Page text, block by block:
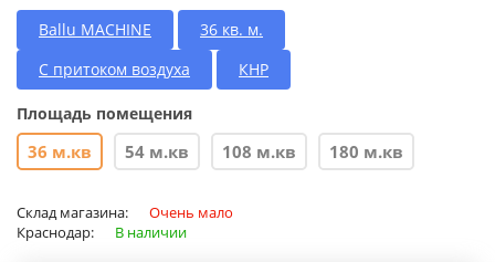
Ballu MACHINE
36 кв. м.
С притоком воздуха
КНР
Площадь помещения
36 м.кв 54 м.кв 108 м.кв 180 м.кв
Склад магазина:
Очень мало
Краснодар:
В наличии